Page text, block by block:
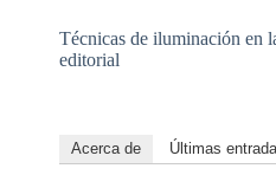
Técnicas de iluminación en
editorial
Acerca de Últimas